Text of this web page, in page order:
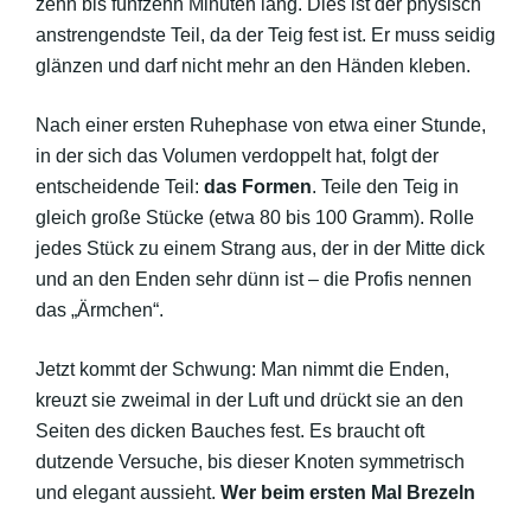
zehn bis fünfzehn Minuten lang. Dies ist der physisch
anstrengendste Teil, da der Teig fest ist. Er muss seidig
glänzen und darf nicht mehr an den Händen kleben.
Nach einer ersten Ruhephase von etwa einer Stunde,
in der sich das Volumen verdoppelt hat, folgt der
entscheidende Teil: das Formen. Teile den Teig in
gleich große Stücke (etwa 80 bis 100 Gramm). Rolle
jedes Stück zu einem Strang aus, der in der Mitte dick
und an den Enden sehr dünn ist – die Profis nennen
das „Ärmchen“.
Jetzt kommt der Schwung: Man nimmt die Enden,
kreuzt sie zweimal in der Luft und drückt sie an den
Seiten des dicken Bauches fest. Es braucht oft
dutzende Versuche, bis dieser Knoten symmetrisch
und elegant aussieht. Wer beim ersten Mal Brezeln